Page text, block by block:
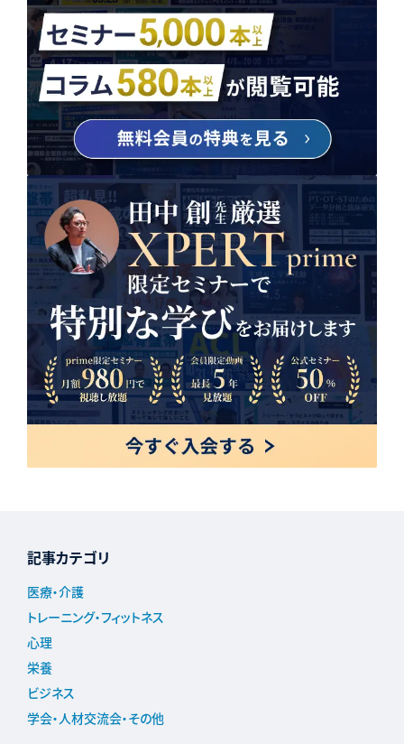
記事カテゴリ
医療・介護
トレーニング・フィットネス
心理
栄養
ビジネス
学会・人材交流会・その他